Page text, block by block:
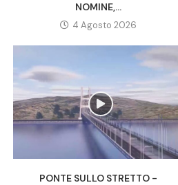
NOMINE,...
4 Agosto 2026
PONTE SULLO STRETTO -